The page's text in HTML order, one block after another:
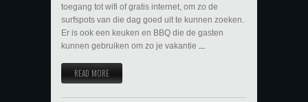
toegang tot wifi of gratis internet, om zo de
surfspots van die dag goed uit te kunnen zoeken.
Er is ook een keuken en BBQ die de gasten
kunnen gebruiken om zo je vakantie ...
READ MORE